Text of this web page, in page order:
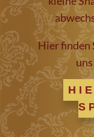
Hier finden